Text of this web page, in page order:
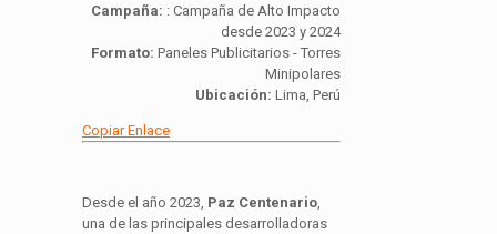
Campaña: : Campaña de Alto Impacto
desde 2023 y 2024
Formato: Paneles Publicitarios - Torres
Minipolares
Ubicación: Lima, Perú
Copiar Enlace
Desde el año 2023, Paz Centenario
una de las principales desarrolladoras